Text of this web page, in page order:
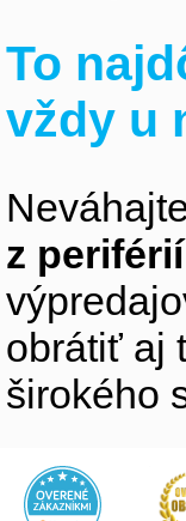
To
vždy u
z
obrátiť aj
širokého